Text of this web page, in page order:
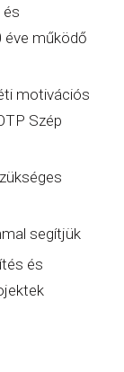
éve működő
motivációs
Szép
segítjük
és